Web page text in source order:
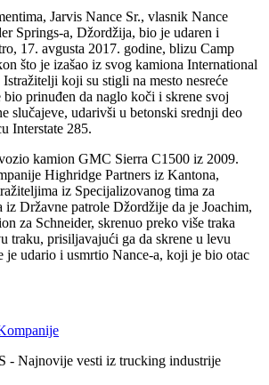
Jarvis Nance Sr., vlasnik Nance
Springs-a, Džordžija, bio je udaren i
17. avgusta 2017. godine, blizu Camp
što je izašao iz svog kamiona International
koji su stigli na mesto nesreće
prinuđen da naglo koči i skrene svoj
slučajeve, udarivši u betonski srednji deo
Interstate 285.
kamion GMC Sierra C1500 iz 2009.
Highridge Partners iz Kantona,
iz Specijalizovanog tima za
iz Državne patrole Džordžije da je Joachim,
za Schneider, skrenuo preko više traka
traku, prisiljavajući ga da skrene u levu
je udario i usmrtio Nance-a, koji je bio otac
- Najnovije vesti iz trucking industrije